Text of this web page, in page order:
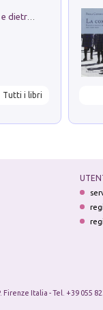
Conte e Mattarella. Sul palcoscenico e dietro le quinte del Quirinale. Un racconto sulle istituzioni
Tutti i libri
Firenze Italia - Tel. +39 055